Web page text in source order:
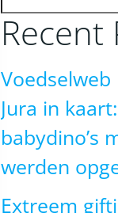
Recent
Jura in
babydino’s
werden
Extreem